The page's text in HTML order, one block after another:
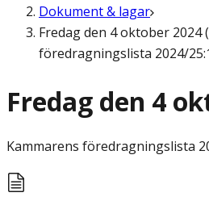
Dokument & lagar
Fredag den 4 oktober 2024
föredragningslista 2024/
Fredag den 4
Kammarens föredragningslista